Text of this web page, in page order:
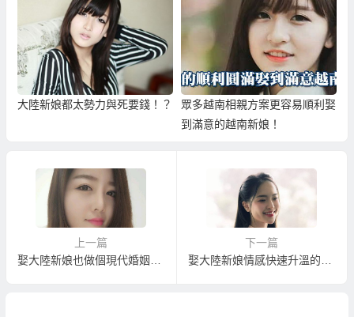
大陸新娘都太勢力與死要錢！？
眾多越南相親方案更容易順利娶
到滿意的越南新娘！
上一篇
下一篇